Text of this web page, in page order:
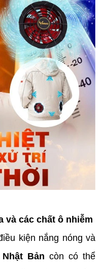
và các chất ô nhiễm
kiện nắng nóng và
Bản còn có thể